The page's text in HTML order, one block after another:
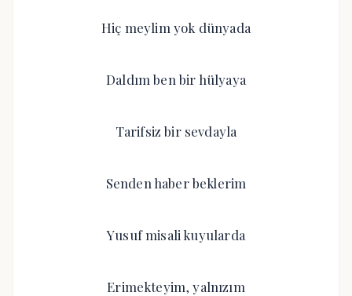
Hiç meylim yok dünyada
Daldım ben bir hülyaya
Tarifsiz bir sevdayla
Senden haber beklerim
Yusuf misali kuyularda
Erimekteyim, yalnızım